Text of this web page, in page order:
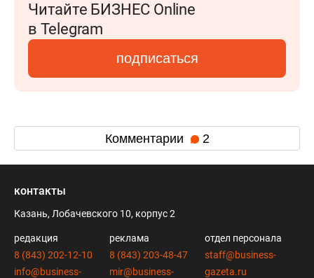
Читайте БИЗНЕС Online
в Telegram
подписаться
Комментарии 2
контакты
Казань, Лобачевского 10, корпус 2
редакция
8 (843) 202-12-10
info@business-
реклама
8 (843) 203-48-47
mir@business-
отдел персонала
staff@business-
gazeta.ru